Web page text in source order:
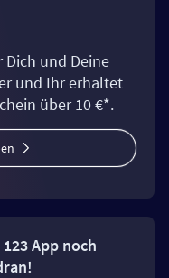
und Deine
und Ihr erhaltet
über 10 €*.
App noch